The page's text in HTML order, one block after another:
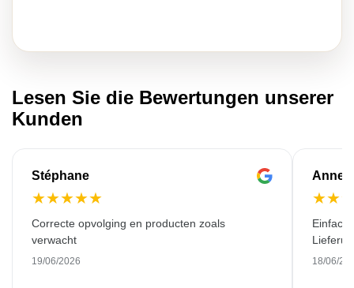
Lesen Sie die Bewertungen unserer
Kunden
Stéphane
★★★★★
Correcte opvolging en producten zoals
verwacht
19/06/2026
Anne-
★★
18/06/